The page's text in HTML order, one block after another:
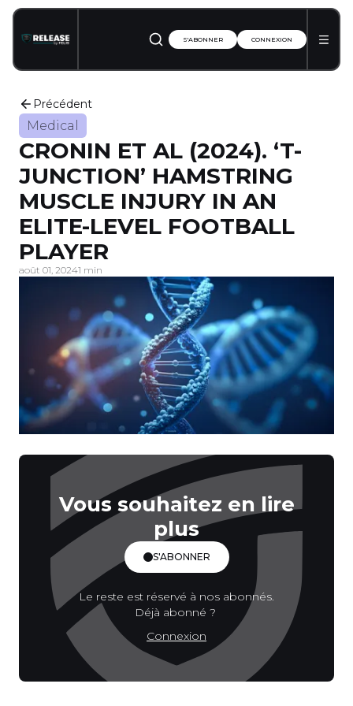
S'ABONNER CONNEXION
Précédent
Medical
CRONIN ET AL (2024). ‘T-
JUNCTION’ HAMSTRING
MUSCLE INJURY IN AN
ELITE-LEVEL FOOTBALL
PLAYER
août 01, 20241 min
Vous souhaitez en lire
plus
S'ABONNER
Le reste est réservé à nos abonnés.
Déjà abonné ?
Connexion